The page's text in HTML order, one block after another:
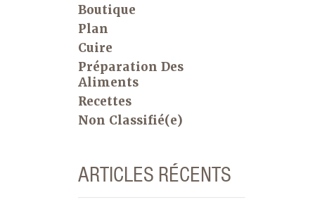
Boutique
Plan
Cuire
Préparation Des
Aliments
Recettes
Non Classifié(e)
ARTICLES RÉCENTS